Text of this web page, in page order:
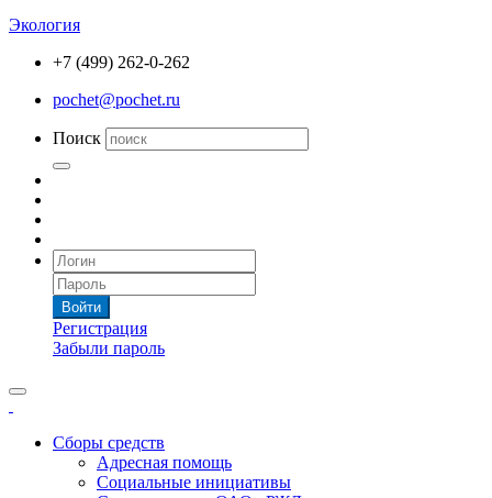
Экология
+7 (499) 262-0-262
pochet@pochet.ru
Поиск
Войти
Регистрация
Забыли пароль
Сборы средств
Адресная помощь
Социальные инициативы